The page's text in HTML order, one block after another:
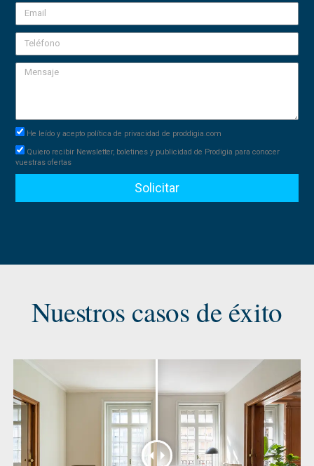
He leído y acepto política de privacidad de proddigia.com
Quiero recibir Newsletter, boletines y publicidad de Prodigia para conocer
vuestras ofertas
Solicitar
Nuestros casos de éxito